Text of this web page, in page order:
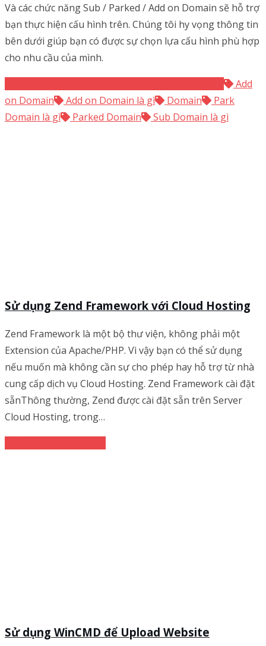
Và các chức năng Sub / Parked / Add on Domain sẽ hỗ trợ
bạn thực hiện cấu hình trên. Chúng tôi hy vọng thông tin
bên dưới giúp bạn có được sự chọn lựa cấu hình phù hợp
cho nhu cầu của mình.
Add
on Domain
Add on Domain là gì Domain
Park
Domain là gì
Parked Domain Sub Domain là gì
Sử dụng Zend Framework với Cloud Hosting
Zend Framework là một bộ thư viện, không phải một
Extension của Apache/PHP. Vì vậy bạn có thể sử dụng
nếu muốn mà không cần sự cho phép hay hỗ trợ từ nhà
cung cấp dịch vụ Cloud Hosting. Zend Framework cài đặt
sẵnThông thường, Zend được cài đặt sẵn trên Server
Cloud Hosting, trong…
Sử dụng WinCMD để Upload Website